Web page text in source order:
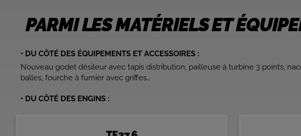
PARMI LES MATÉRIELS ET
• DU CÔTÉ DES ÉQUIPEMENTS ET ACCESSOIRES :
Nouveau godet désileur avec tapis distribution, pailleuse à turbine 3 points,
balles, fourche à fumier avec griffes…
• DU CÔTÉ DES ENGINS :